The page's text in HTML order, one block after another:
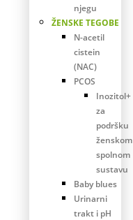
njegu
ŽENSKE TEGOBE
N-acetil
cistein
(NAC)
PCOS
Inozitol+
za
podršku
ženskom
spolnom
sustavu
Baby blues
Urinarni
trakt i pH